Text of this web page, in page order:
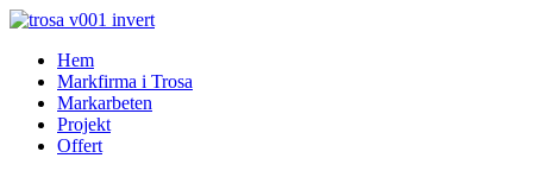
Skip
contentHem
Markfirma i Trosa
Markarbeten
Projekt
Offert